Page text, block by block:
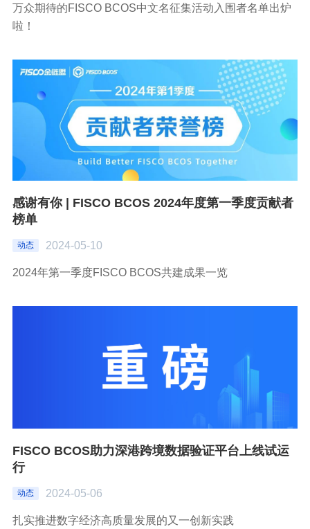
万众期待的FISCO BCOS中文名征集活动入围者名单出炉
啦！
感谢有你 | FISCO BCOS 2024年度第一季度贡献者
榜单
动态 2024-05-10
2024年第一季度FISCO BCOS共建成果一览
FISCO BCOS助力深港跨境数据验证平台上线试运
行
动态 2024-05-06
扎实推进数字经济高质量发展的又一创新实践